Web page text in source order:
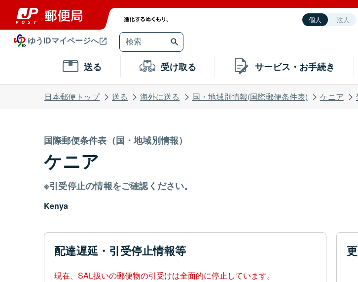
個人 法人
ゆうIDマイページへ
送る 受け取る サービス・お手続き
日本郵便トップ 送る 海外に送る 国・地域別情報(国際郵便条件表) ケニア
国際郵便条件表（国・地域別情報）
ケニア
※引受停止の情報をご確認ください。
Kenya
配達遅延・引受停止情報等
現在、SAL扱いの郵便物の引受けは全面的に停止しています。